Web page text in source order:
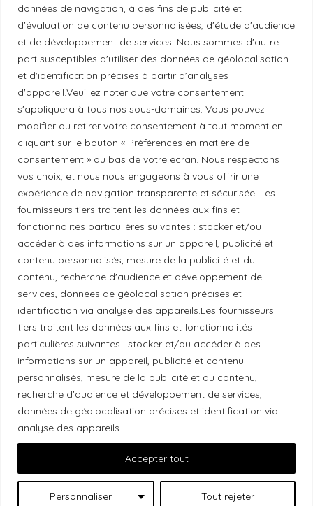
données de navigation, à des fins de publicité et
d'évaluation de contenu personnalisées, d'étude d'audience
et de développement de services. Nous sommes d'autre
part susceptibles d'utiliser des données de géolocalisation
et d'identification précises à partir d’analyses
d'appareil.Veuillez noter que votre consentement
s'appliquera à tous nos sous-domaines. Vous pouvez
modifier ou retirer votre consentement à tout moment en
cliquant sur le bouton « Préférences en matière de
consentement » au bas de votre écran. Nous respectons
vos choix, et nous nous engageons à vous offrir une
expérience de navigation transparente et sécurisée. Les
fournisseurs tiers traitent les données aux fins et
fonctionnalités particulières suivantes : stocker et/ou
accéder à des informations sur un appareil, publicité et
contenu personnalisés, mesure de la publicité et du
contenu, recherche d'audience et développement de
services, données de géolocalisation précises et
identification via analyse des appareils.Les fournisseurs
tiers traitent les données aux fins et fonctionnalités
particulières suivantes : stocker et/ou accéder à des
informations sur un appareil, publicité et contenu
personnalisés, mesure de la publicité et du contenu,
recherche d'audience et développement de services,
données de géolocalisation précises et identification via
analyse des appareils.
Personnaliser Tout rejeter
Accepter tout
Mentions légales
Politique de confidentialité
Principes de publication
Politique de correction
Politique de diversité
Politique éthique
Reconnaissance du territoire
Local Market, marque portée par la société Les
Chats Gourmets Ltd. tient à souligner que ses
installations, situées au 511 Lacolle Way (Ottawa-
Orléans), se trouvent sur le territoire traditionnel non
cédé du peuple algonquin anichinabé. Nous
reconnaissons et remercions les peuples
autochtones qui sont les gardiens historiques et
actuels de ces terres.